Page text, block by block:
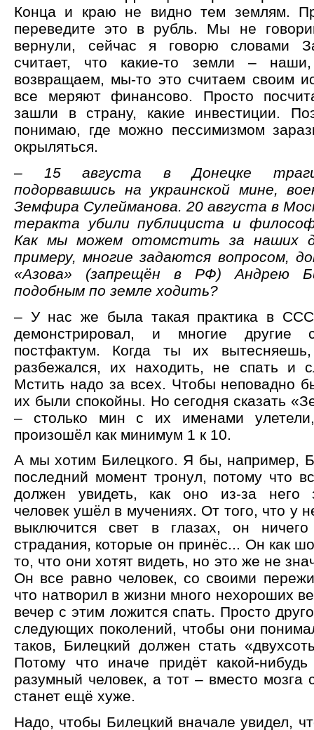
Конца и краю не видно тем землям.
переведите это в рубль. Мы не
вернули, сейчас я говорю словами
считает, что какие-то земли –
возвращаем, мы-то это считаем своим
все меряют финансово. Просто
зашли в страну, какие инвестиции.
понимаю, где можно пессимизмом
окрыляться.
– 15 августа в Донецке
подорвавшись на украинской мине,
Земфира Сулейманова. 20 августа в
теракта убили публициста и
Как мы можем отомстить за наших
примеру, многие задаются вопросом,
«Азова» (запрещён в РФ) Андрею
подобным по земле ходить?
– У нас же была такая практика в
демонстрировал, и многие другие
постфактум. Когда ты их
разбежался, их находить, не спать и
Мстить надо за всех. Чтобы неповадно
их были спокойны. Но сегодня сказать
– столько мин с их именами
произошёл как минимум 1 к 10.
А мы хотим Билецкого. Я бы, например,
последний момент тронул, потому что
должен увидеть, как оно из-за него
человек ушёл в мучениях. От того, что у
выключится свет в глазах, он
страдания, которые он принёс... Он как
то, что они хотят видеть, но это же не
Он все равно человек, со своими
что натворил в жизни много нехороших
вечер с этим ложится спать. Просто
следующих поколений, чтобы они
таков, Билецкий должен стать
Потому что иначе придёт какой-
разумный человек, а тот – вместо мозга
станет ещё хуже.
Надо, чтобы Билецкий вначале увидел,